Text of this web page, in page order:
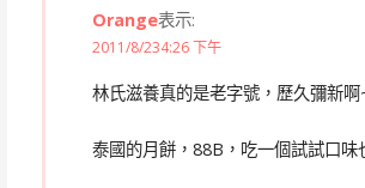
Orange表示:
2011/8/234:26 下午
林氏滋養真的是老字號，歷久彌新啊
泰國的月餅，88B，吃一個試試口味